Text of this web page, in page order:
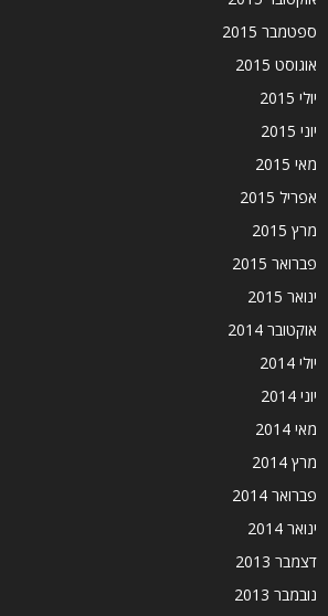
ספטמבר 2015
אוגוסט 2015
יולי 2015
יוני 2015
מאי 2015
אפריל 2015
מרץ 2015
פברואר 2015
ינואר 2015
אוקטובר 2014
יולי 2014
יוני 2014
מאי 2014
מרץ 2014
פברואר 2014
ינואר 2014
דצמבר 2013
נובמבר 2013